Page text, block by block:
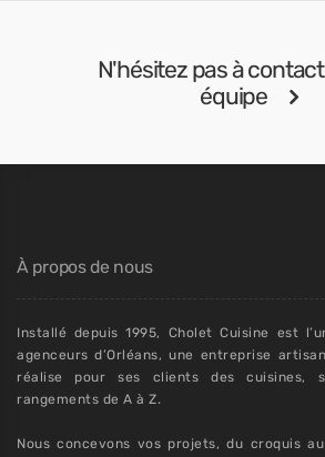
N'hésitez pas à
équipe
À propos de nous
Installé depuis 1995, Cholet Cuisine est
agenceurs d’Orléans, une entreprise
réalise pour ses clients des cuisines,
rangements de A à Z.
Nous concevons vos projets, du croquis